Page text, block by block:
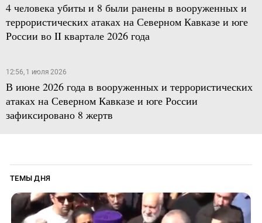
4 человека убиты и 8 были ранены в вооруженных и
террористических атаках на Северном Кавказе и юге
России во II квартале 2026 года
12:56, 1 июля 2026
В июне 2026 года в вооруженных и террористических
атаках на Северном Кавказе и юге России
зафиксировано 8 жертв
ТЕМЫ ДНЯ